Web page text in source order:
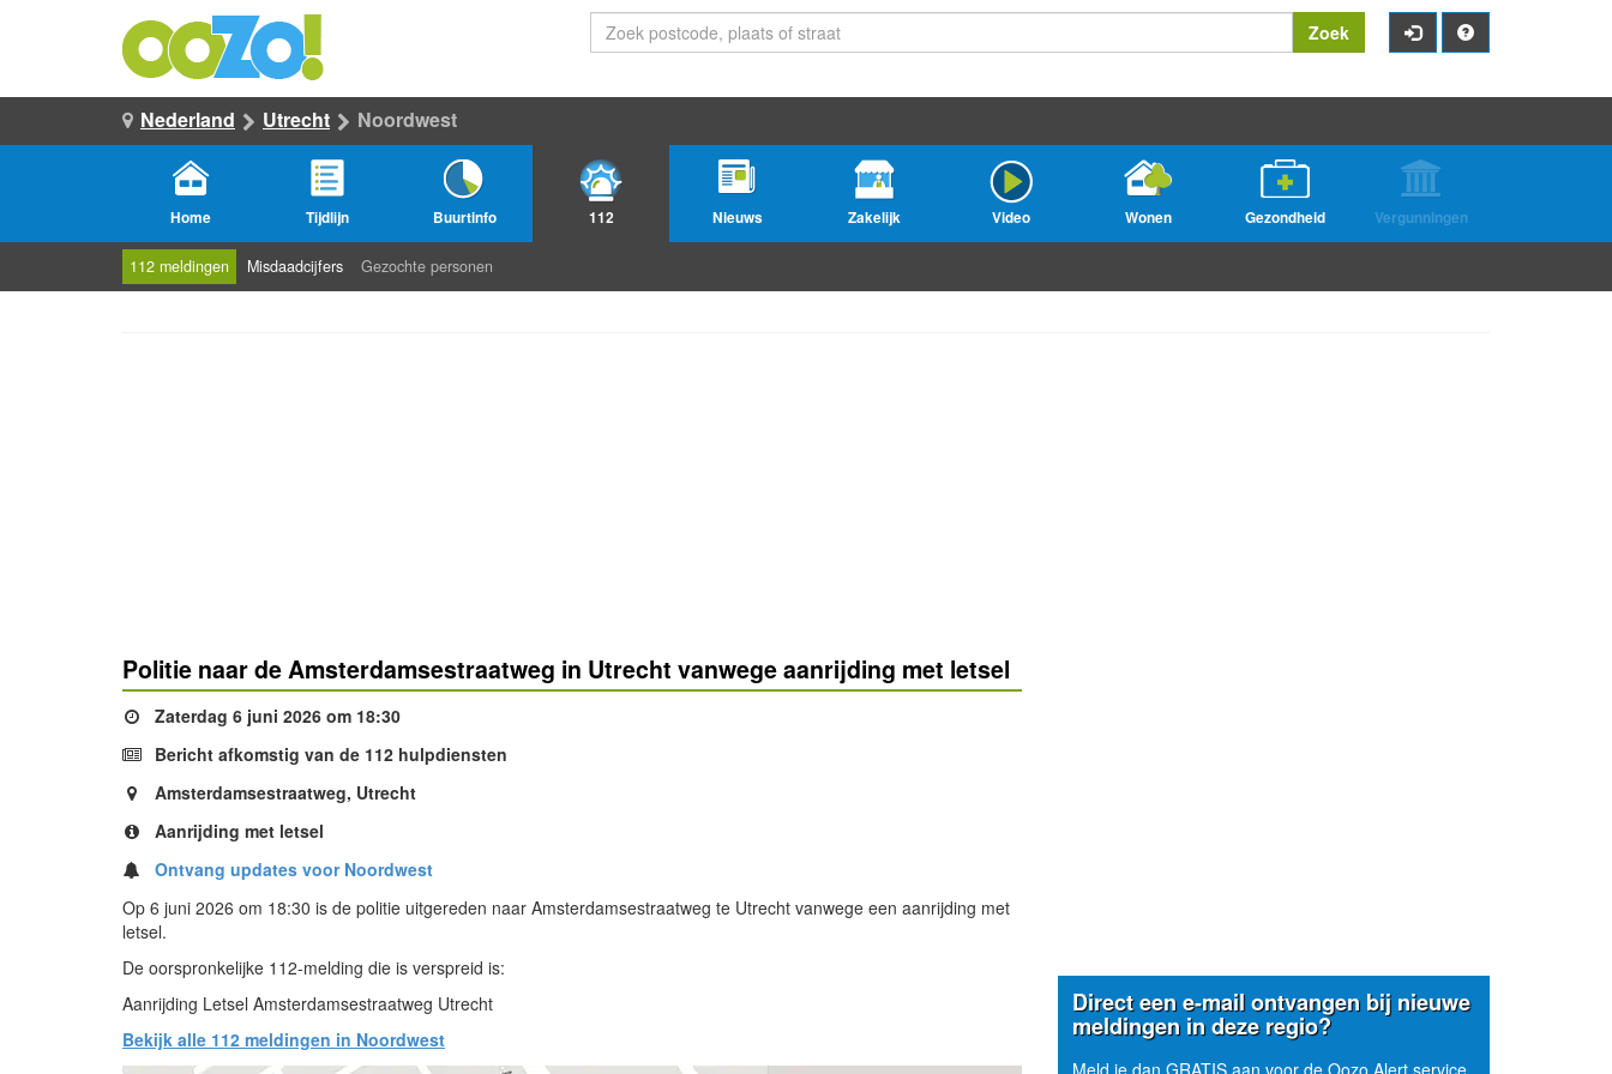
Zoek
Nederland Utrecht Noordwest
Home Tijdlijn Buurtinfo 112 Nieuws Zakelijk Video Wonen Gezondheid Vergunningen
112 meldingen Misdaadcijfers Gezochte personen
Politie naar de Amsterdamsestraatweg in Utrecht vanwege aanrijding met letsel
Zaterdag 6 juni 2026 om 18:30
Bericht afkomstig van de 112 hulpdiensten
Amsterdamsestraatweg, Utrecht
Aanrijding met letsel
Ontvang updates voor Noordwest
Op 6 juni 2026 om 18:30 is de politie uitgereden naar Amsterdamsestraatweg te Utrecht vanwege een aanrijding met
letsel.
De oorspronkelijke 112-melding die is verspreid is:
Aanrijding Letsel Amsterdamsestraatweg Utrecht
Bekijk alle 112 meldingen in Noordwest
Direct een e-mail ontvangen bij nieuwe
meldingen in deze regio?
Meld je dan GRATIS aan voor de Oozo Alert service